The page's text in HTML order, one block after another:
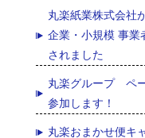
丸楽紙業株式会社
企業・小規模 事業
されました
丸楽グループ ペ
参加します！
丸楽おまかせ便キ